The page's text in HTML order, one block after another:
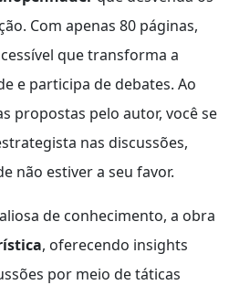
Com apenas 80 páginas,
que transforma a
e participa de debates. Ao
propostas pelo autor, você se
nas discussões,
não estiver a seu favor.
de conhecimento, a obra
, oferecendo insights
por meio de táticas